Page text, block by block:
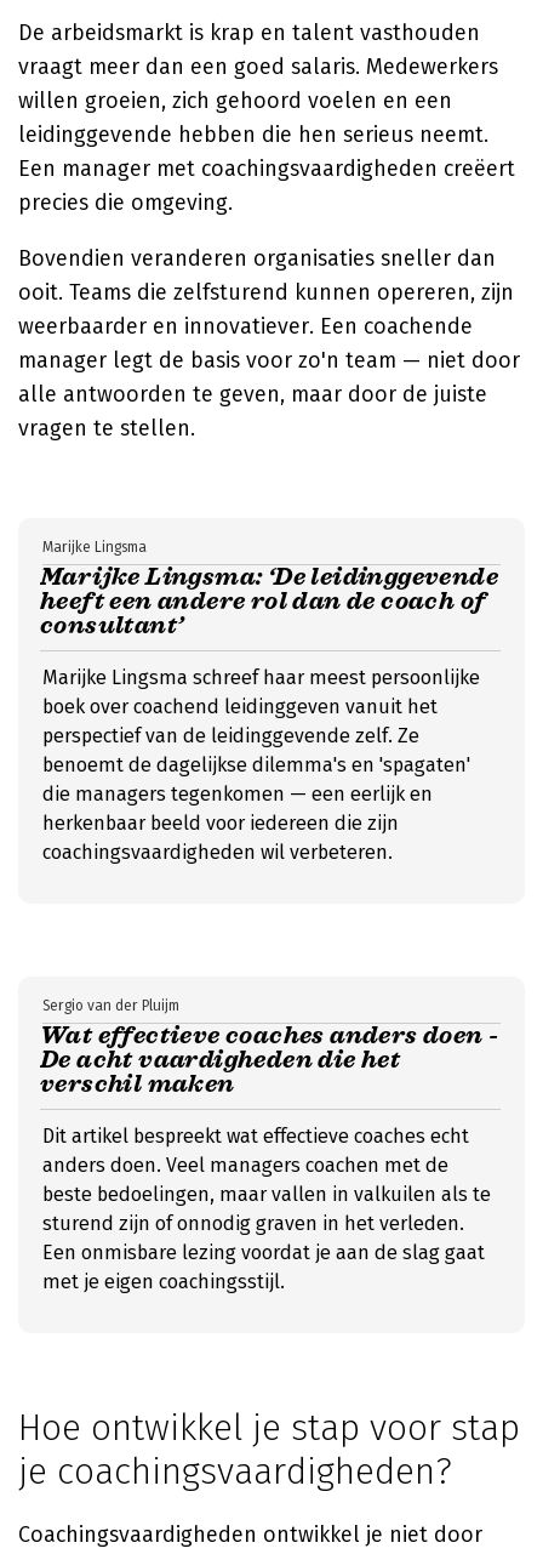
De arbeidsmarkt is krap en talent vasthouden
vraagt meer dan een goed salaris. Medewerkers
willen groeien, zich gehoord voelen en een
leidinggevende hebben die hen serieus neemt.
Een manager met coachingsvaardigheden creëert
precies die omgeving.
Bovendien veranderen organisaties sneller dan
ooit. Teams die zelfsturend kunnen opereren, zijn
weerbaarder en innovatiever. Een coachende
manager legt de basis voor zo'n team — niet door
alle antwoorden te geven, maar door de juiste
vragen te stellen.
Marijke Lingsma: ‘De leidinggevende
heeft een andere rol dan de coach of
consultant’
Marijke Lingsma
Marijke Lingsma schreef haar meest persoonlijke
boek over coachend leidinggeven vanuit het
perspectief van de leidinggevende zelf. Ze
benoemt de dagelijkse dilemma's en 'spagaten'
die managers tegenkomen — een eerlijk en
herkenbaar beeld voor iedereen die zijn
coachingsvaardigheden wil verbeteren.
Wat effectieve coaches anders doen -
De acht vaardigheden die het
verschil maken
Sergio van der Pluijm
Dit artikel bespreekt wat effectieve coaches echt
anders doen. Veel managers coachen met de
beste bedoelingen, maar vallen in valkuilen als te
sturend zijn of onnodig graven in het verleden.
Een onmisbare lezing voordat je aan de slag gaat
met je eigen coachingsstijl.
Hoe ontwikkel je stap voor stap
je coachingsvaardigheden?
Coachingsvaardigheden ontwikkel je niet door